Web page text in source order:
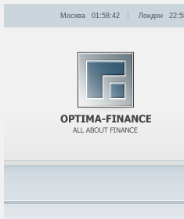
Москва 01:58:42 Лондон